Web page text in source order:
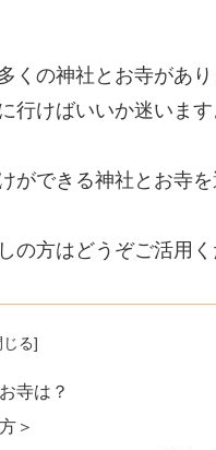
くの神社とお寺があ
行けばいいか迷います
ができる神社とお寺
方はどうぞご活用く
寺は？
＞